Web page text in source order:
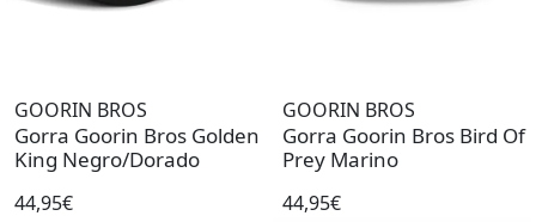
GOORIN BROS
Gorra Goorin Bros Golden
King Negro/Dorado
44,95€
GOORIN BROS
Gorra Goorin Bros Bird Of
Prey Marino
44,95€